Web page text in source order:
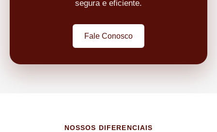
segura e eficiente.
Fale Conosco
NOSSOS DIFERENCIAIS